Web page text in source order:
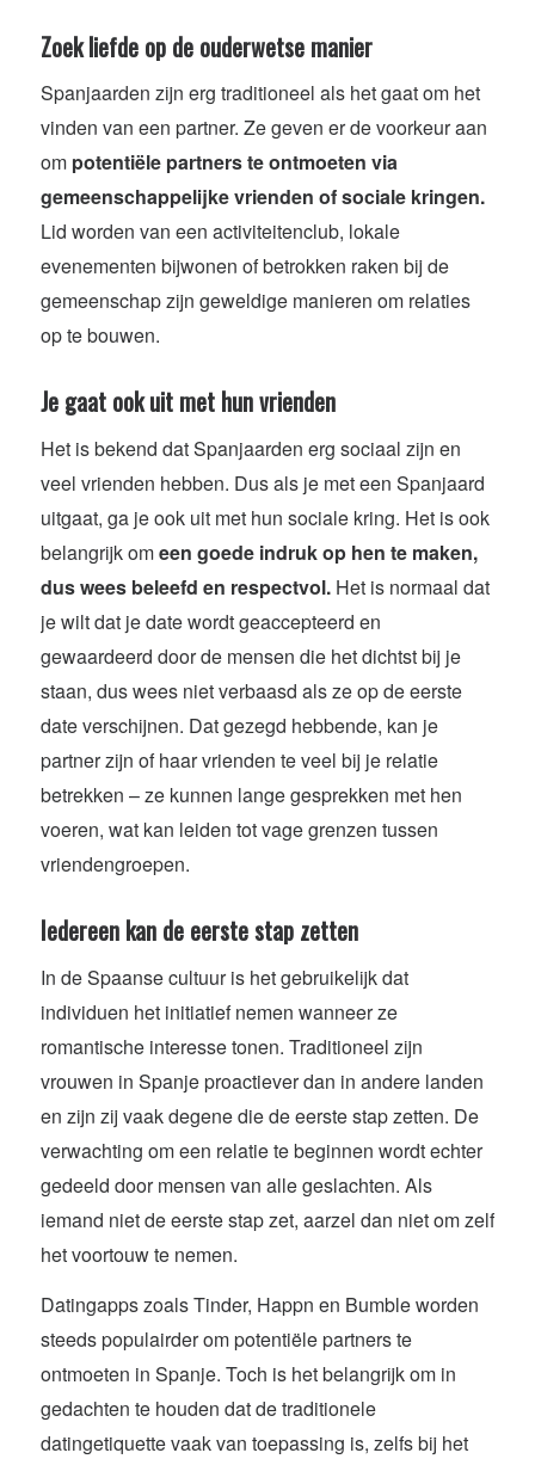
Zoek liefde op de ouderwetse manier
Spanjaarden zijn erg traditioneel als het gaat om het
vinden van een partner. Ze geven er de voorkeur aan
om potentiële partners te ontmoeten via
gemeenschappelijke vrienden of sociale kringen.
Lid worden van een activiteitenclub, lokale
evenementen bijwonen of betrokken raken bij de
gemeenschap zijn geweldige manieren om relaties
op te bouwen.
Je gaat ook uit met hun vrienden
Het is bekend dat Spanjaarden erg sociaal zijn en
veel vrienden hebben. Dus als je met een Spanjaard
uitgaat, ga je ook uit met hun sociale kring. Het is ook
belangrijk omeen goede indruk op hen te maken,
dus wees beleefd en respectvol.Het is normaal dat
je wilt dat je date wordt geaccepteerd en
gewaardeerd door de mensen die het dichtst bij je
staan, dus wees niet verbaasd als ze op de eerste
date verschijnen. Dat gezegd hebbende, kan je
partner zijn of haar vrienden te veel bij je relatie
betrekken – ze kunnen lange gesprekken met hen
voeren, wat kan leiden tot vage grenzen tussen
vriendengroepen.
Iedereen kan de eerste stap zetten
In de Spaanse cultuur is het gebruikelijk dat
individuen het initiatief nemen wanneer ze
romantische interesse tonen. Traditioneel zijn
vrouwen in Spanje proactiever dan in andere landen
en zijn zij vaak degene die de eerste stap zetten. De
verwachting om een relatie te beginnen wordt echter
gedeeld door mensen van alle geslachten. Als
iemand niet de eerste stap zet, aarzel dan niet om zelf
het voortouw te nemen.
Datingapps zoals Tinder, Happn en Bumble worden
steeds populairder om potentiële partners te
ontmoeten in Spanje. Toch is het belangrijk om in
gedachten te houden dat de traditionele
datingetiquette vaak van toepassing is, zelfs bij het